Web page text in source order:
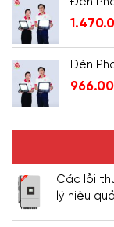
Đèn
Đèn
Các lỗi
lý hiệu quả